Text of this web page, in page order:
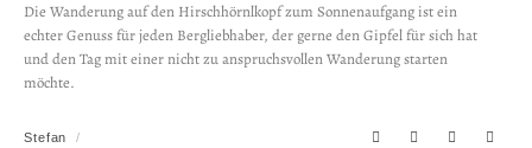
Die Wanderung auf den Hirschhörnlkopf zum Sonnenaufgang ist ein
echter Genuss für jeden Bergliebhaber, der gerne den Gipfel für sich hat
und den Tag mit einer nicht zu anspruchsvollen Wanderung starten
möchte.
Stefan